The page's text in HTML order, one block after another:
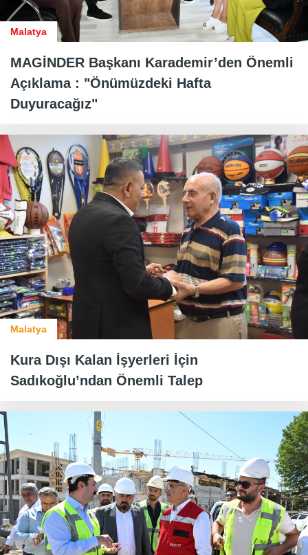
Malatya
MAGİNDER Başkanı Karademir’den Önemli
Açıklama : "Önümüzdeki Hafta
Duyuracağız"
Malatya
Kura Dışı Kalan İşyerleri İçin
Sadıkoğlu’ndan Önemli Talep